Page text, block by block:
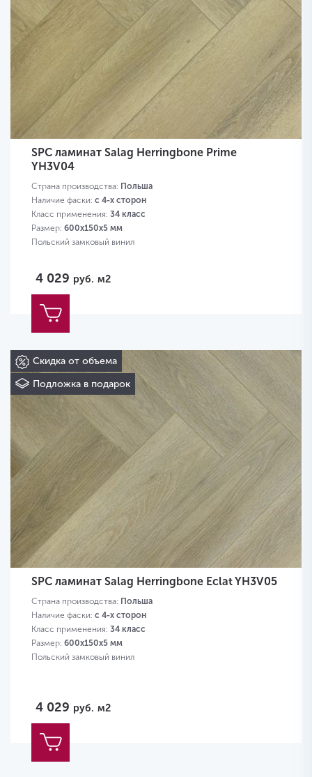
SPC ламинат Salag Herringbone Prime
YH3V04
Страна производства: Польша
Наличие фаски: с 4-х сторон
Класс применения: 34 класс
Размер: 600х150х5 мм
Польский замковый винил
4 029 руб. м2
Скидка от объема
Подложка в подарок
SPC ламинат Salag Herringbone Eclat YH3V05
Страна производства: Польша
Наличие фаски: с 4-х сторон
Класс применения: 34 класс
Размер: 600х150х5 мм
Польский замковый винил
4 029 руб. м2